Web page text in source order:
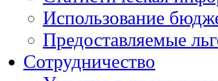
Использование
Предоставляемые
Сотрудничество